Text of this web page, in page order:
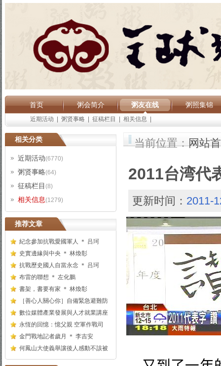
首页 粥会简介 粥友在线 粥照集锦
近期活动 粥贤事略 征稿栏目 相关信息
相关分类
近期活动(6770)
粥贤事略(64)
征稿栏目 (8)
相关信息(1279)
推荐文章
紀念參加抗戰愛國軍人 ＊ 吕珂
史實邊緣與中央 ＊ 林煥彰
抗戰歷史國人自當永念 ＊ 吕珂
布雷的聯想 ＊ 左化鵬
書架，書要有家 ＊ 林煥彰
［善心人關心你］自備緊急避難防
數位媒體產業發展與人才就業講座
永恆的回憶：憶父親 空軍作戰司
金門戰地記者歲月 ＊ 李吉安
何鳳山大使義舉讓後人感動不該被
当前位置：网站
2011台湾代
更新时间： 2011-